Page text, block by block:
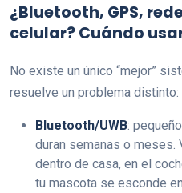
¿Bluetooth, GPS,
celular? Cuándo
No existe un único “mejor”
resuelve un problema distinto:
Bluetooth/UWB:
duran semanas o meses.
dentro de casa, en el
tu mascota se esconde